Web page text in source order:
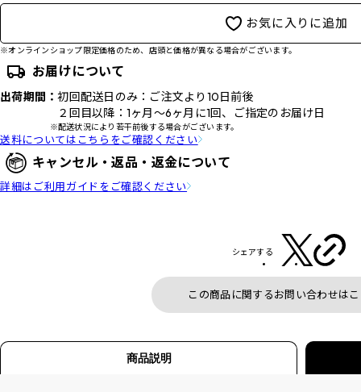
お気に入りに追加
※オンラインショップ限定価格のため、店頭と価格が異なる場合がございます。
お届けについて
出荷期間：初回配送日のみ：ご注文より10日前後
２回目以降：1ヶ月～6ヶ月に1回、ご指定のお届け日
※配送状況により若干前後する場合がございます。
送料についてはこちらをご確認ください
キャンセル・返品・返金について
詳細はご利用ガイドをご確認ください
シェアする
この商品に関するお問い合わせは
商品説明